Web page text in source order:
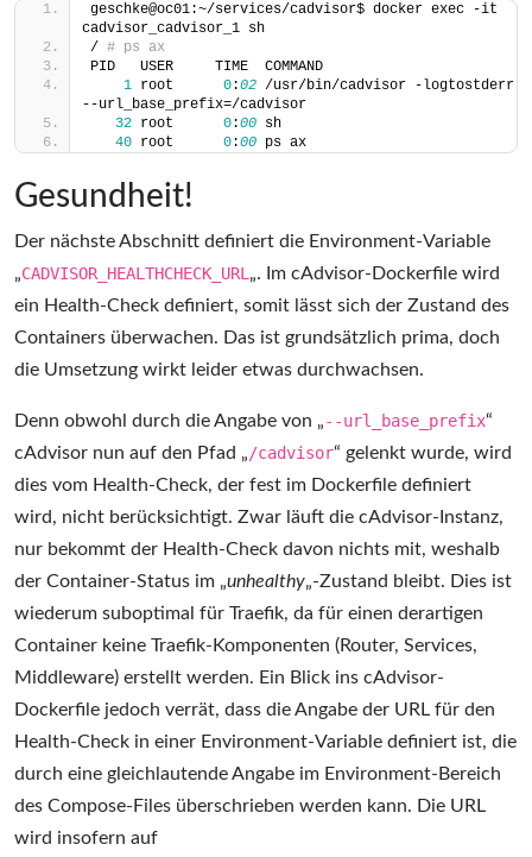
geschke@oc01:~/services/cadvisor$ docker exec -it
cadvisor_cadvisor_1 sh
/ # ps ax
PID   USER     TIME  COMMAND
1 root 0:02 /usr/bin/cadvisor -logtostderr
--url_base_prefix=/cadvisor
32 root 0:00 sh
40 root 0:00 ps ax
Gesundheit!
Der nächste Abschnitt definiert die Environment-Variable
„CADVISOR_HEALTHCHECK_URL„. Im cAdvisor-Dockerfile wird
ein Health-Check definiert, somit lässt sich der Zustand des
Containers überwachen. Das ist grundsätzlich prima, doch
die Umsetzung wirkt leider etwas durchwachsen.
Denn obwohl durch die Angabe von „--url_base_prefix“
cAdvisor nun auf den Pfad „/cadvisor“ gelenkt wurde, wird
dies vom Health-Check, der fest im Dockerfile definiert
wird, nicht berücksichtigt. Zwar läuft die cAdvisor-Instanz,
nur bekommt der Health-Check davon nichts mit, weshalb
der Container-Status im „unhealthy„-Zustand bleibt. Dies ist
wiederum suboptimal für Traefik, da für einen derartigen
Container keine Traefik-Komponenten (Router, Services,
Middleware) erstellt werden. Ein Blick ins cAdvisor-
Dockerfile jedoch verrät, dass die Angabe der URL für den
Health-Check in einer Environment-Variable definiert ist, die
durch eine gleichlautende Angabe im Environment-Bereich
des Compose-Files überschrieben werden kann. Die URL
wird insofern auf